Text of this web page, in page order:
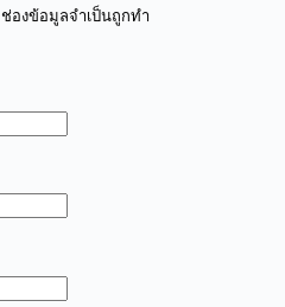
ช่องข้อมูลจำเป็นถูกทำ